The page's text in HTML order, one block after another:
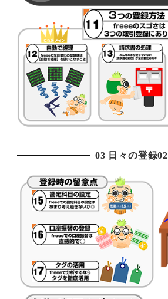
03 日々の登録02